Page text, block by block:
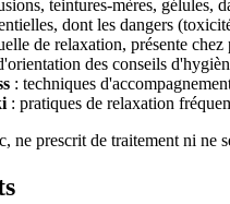
teintures-mères, gélules,
dont les dangers
de relaxation, présente
des conseils
: techniques
: pratiques de relaxation
ne prescrit de traitement ni ne